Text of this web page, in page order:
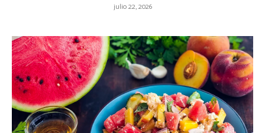
julio 22, 2026